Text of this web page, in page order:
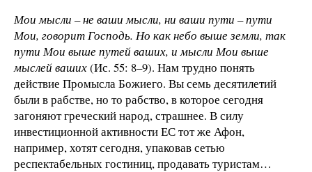
Мои мысли – не ваши мысли, ни ваши пути – пути
Мои, говорит Господь. Но как небо выше земли, так
пути Мои выше путей ваших, и мысли Мои выше
мыслей ваших(Ис. 55: 8–9). Нам трудно понять
действие Промысла Божиего. Вы семь десятилетий
были в рабстве, но то рабство, в которое сегодня
загоняют греческий народ, страшнее. В силу
инвестиционной активности ЕС тот же Афон,
например, хотят сегодня, упаковав сетью
респектабельных гостиниц, продавать туристам…